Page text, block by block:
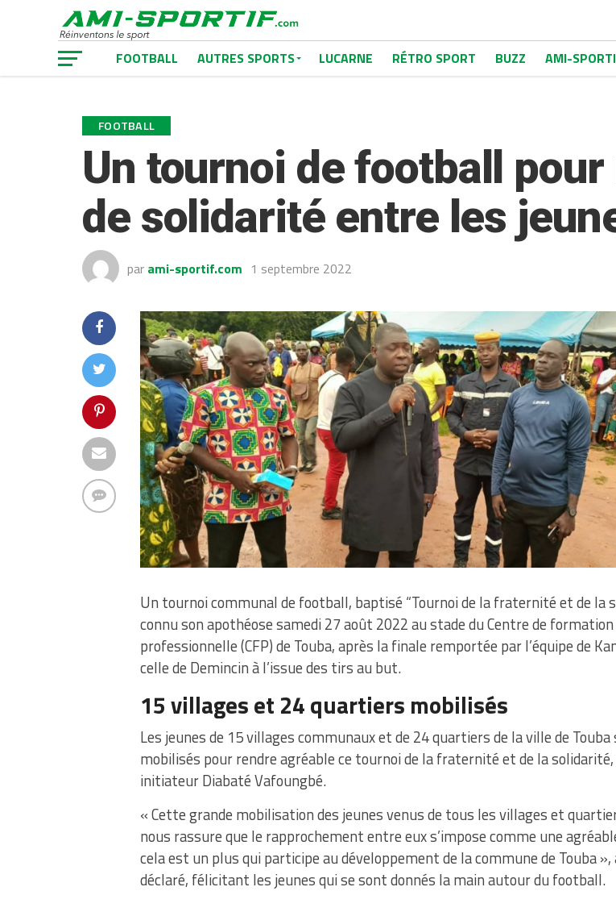
FOOTBALL AUTRES SPORTS LUCARNE RÉTRO SPORT BUZZ AMI-
FOOTBALL
Un tournoi de football
de solidarité entre les
par ami-sportif.com 1 septembre 2022
Un tournoi communal de football, baptisé “Tournoi de la fraternité et de la
connu son apothéose samedi 27 août 2022 au stade du Centre de formation
professionnelle (CFP) de Touba, après la finale remportée par l’équipe de
celle de Demincin à l’issue des tirs au but.
15 villages et 24 quartiers mobilisés
Les jeunes de 15 villages communaux et de 24 quartiers de la ville de Touba
mobilisés pour rendre agréable ce tournoi de la fraternité et de la
initiateur Diabaté Vafoungbé.
« Cette grande mobilisation des jeunes venus de tous les villages et
nous rassure que le rapprochement entre eux s’impose comme une
cela est un plus qui participe au développement de la commune de Touba
déclaré, félicitant les jeunes qui se sont donnés la main autour du football.